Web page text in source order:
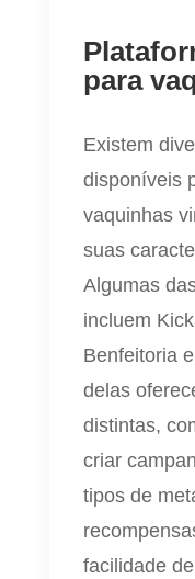
para
Existem
disponíveis
vaquinhas
suas
Algumas
incluem
Benfeitoria
delas
distintas,
criar
tipos de
facilidade